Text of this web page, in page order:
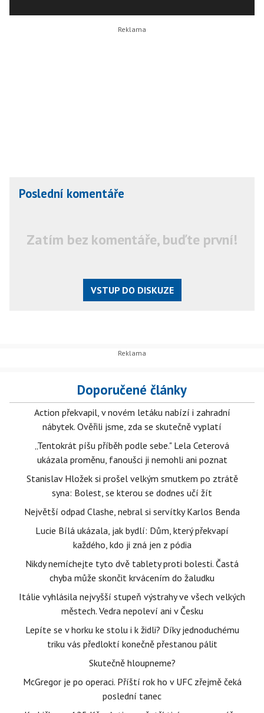
Poslední komentáře
Zatím bez komentáře, buďte první!
VSTUP DO DISKUZE
Doporučené články
Action překvapil, v novém letáku nabízí i zahradní
nábytek. Ověřili jsme, zda se skutečně vyplatí
„Tentokrát píšu příběh podle sebe." Lela Ceterová
ukázala proměnu, fanoušci ji nemohli ani poznat
Stanislav Hložek si prošel velkým smutkem po ztrátě
syna: Bolest, se kterou se dodnes učí žít
Největší odpad Clashe, nebral si servítky Karlos Benda
Lucie Bílá ukázala, jak bydlí: Dům, který překvapí
každého, kdo ji zná jen z pódia
Nikdy nemíchejte tyto dvě tablety proti bolesti. Častá
chyba může skončit krvácením do žaludku
Itálie vyhlásila nejvyšší stupeň výstrahy ve všech velkých
městech. Vedra nepoleví ani v Česku
Lepíte se v horku ke stolu i k židli? Díky jednoduchému
triku vás předloktí konečně přestanou pálit
Skutečně hloupneme?
McGregor je po operaci. Příští rok ho v UFC zřejmě čeká
poslední tanec